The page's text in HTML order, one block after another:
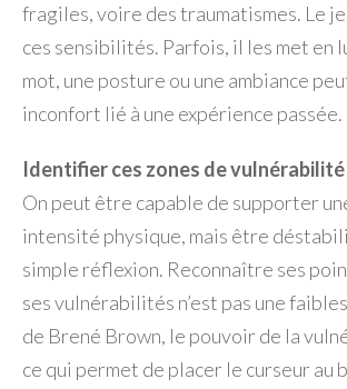
fragiles, voire des traumatismes. Le
ces sensibilités. Parfois, il les met en
mot, une posture ou une ambiance
inconfort lié à une expérience passée.
Identifier ces zones de
On peut être capable de supporter
intensité physique, mais être
simple réflexion. Reconnaître ses
ses vulnérabilités n’est pas une
de Brené Brown, le pouvoir de la
ce qui permet de placer le curseur au